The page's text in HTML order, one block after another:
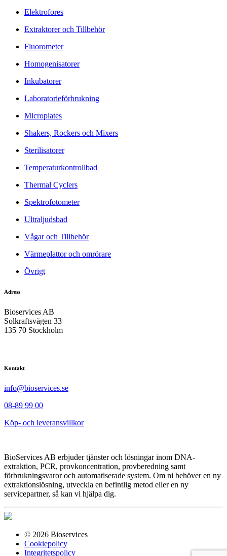
Elektrofores
Extraktorer och Tillbehör
Fluorometer
Homogenisatorer
Inkubatorer
Laboratorieförbrukning
Microplates
Shakers, Rockers och Mixers
Sterilisatorer
Temperaturkontrollbad
Thermal Cyclers
Spektrofotometer
Ultraljudsbad
Vågar och Tillbehör
Värmeplattor och omrörare
Övrigt
Adress
Bioservices AB
Solkraftsvägen 33
135 70 Stockholm
Kontakt
info@bioservices.se
08-89 99 00
Köp- och leveransvillkor
BioServices AB erbjuder tjänster och lösningar inom DNA-
extraktion, PCR, provkoncentration, provberedning samt
förbrukningsvaror och automatiserade system. Om ni behöver en ny
extraktionslösning, utveckla en befintlig metod eller en ny
servicepartner, så kan vi hjälpa dig.
© 2026 Bioservices
Cookiepolicy
Integritetspolicy